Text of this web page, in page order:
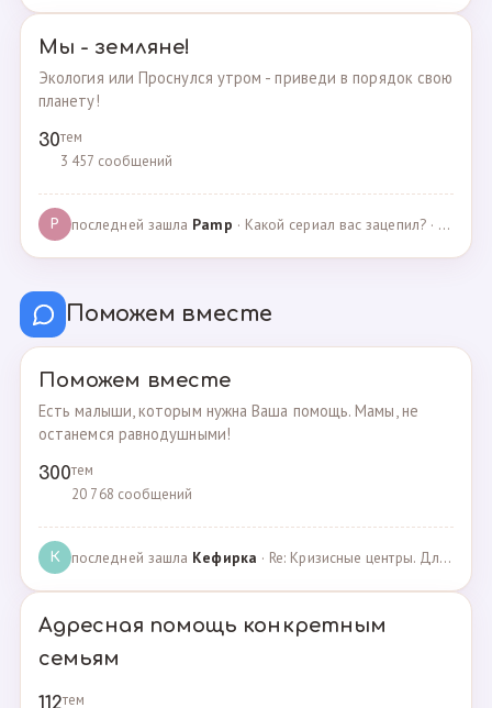
Мы - земляне!
Экология или Проснулся утром - приведи в порядок свою
планету!
30тем
3 457 сообщений
P последней зашла Pamp · Какой сериал вас зацепил? · 07.05.2025
Поможем вместе
Поможем вместе
Есть малыши, которым нужна Ваша помощь. Мамы, не
останемся равнодушными!
300тем
20 768 сообщений
К последней зашла Кефирка · Re: Кризисные центры. Для женщин, попавших в трудн… · 06.03.2022
Адресная помощь конкретным
семьям
112тем